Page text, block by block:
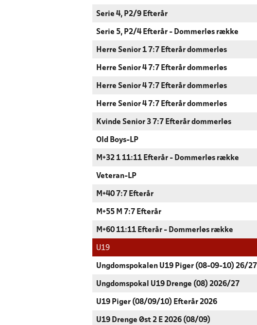
Serie 4, P2/9 Efterår
Serie 5, P2/4 Efterår - Dommerløs række
Herre Senior 1 7:7 Efterår dommerløs
Herre Senior 4 7:7 Efterår dommerløs
Herre Senior 4 7:7 Efterår dommerløs
Herre Senior 4 7:7 Efterår dommerløs
Kvinde Senior 3 7:7 Efterår dommerløs
Old Boys-LP
M+32 1 11:11 Efterår - Dommerløs række
Veteran-LP
M+40 7:7 Efterår
M+55 M 7:7 Efterår
M+60 11:11 Efterår - Dommerløs række
U19
Ungdomspokalen U19 Piger (08-09-10) 26/27
Ungdomspokal U19 Drenge (08) 2026/27
U19 Piger (08/09/10) Efterår 2026
U19 Drenge Øst 2 E 2026 (08/09)